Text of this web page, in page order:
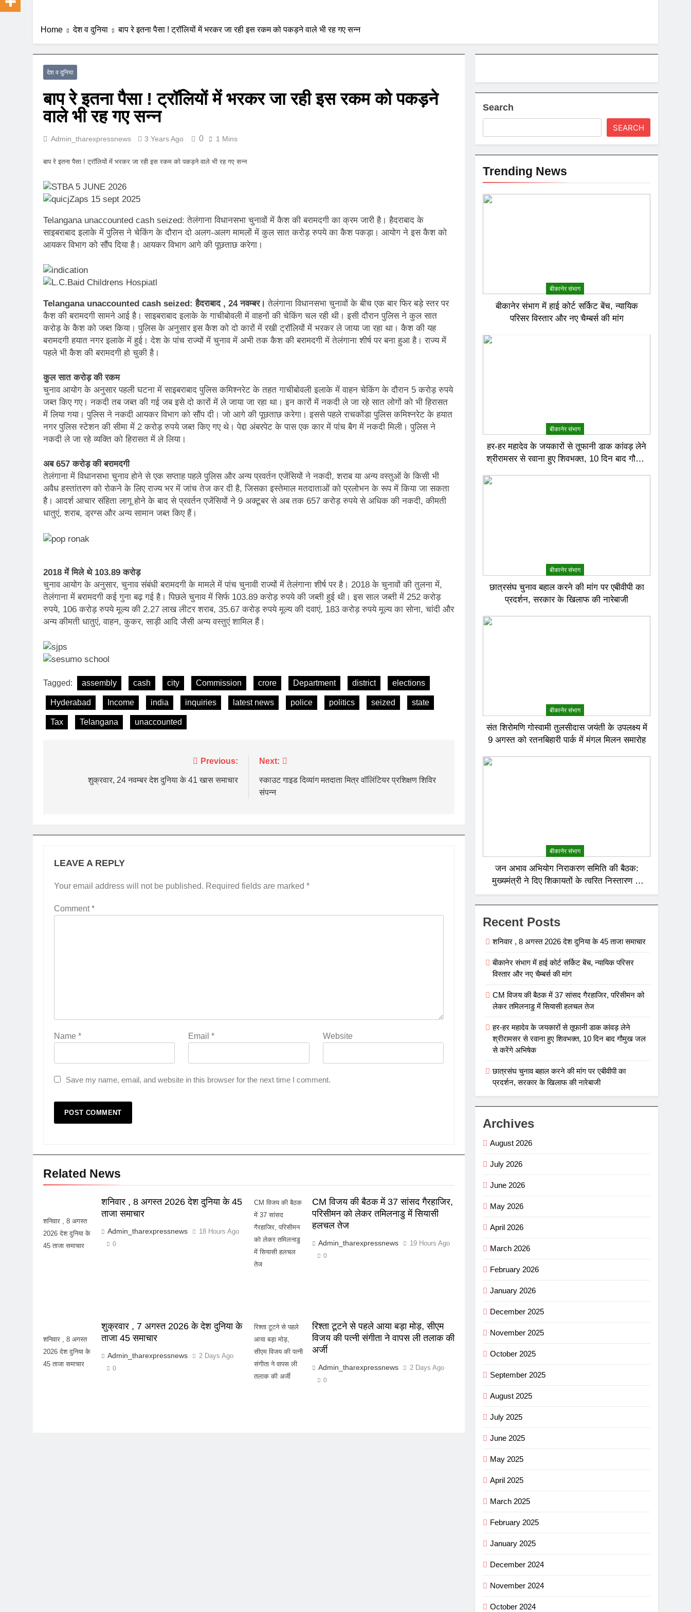
Home देश व दुनिया बाप रे इतना पैसा ! ट्रॉलियों में भरकर जा रही इस रकम को पकड़ने वाले भी रह गए सन्‍न
देश व दुनिया
बाप रे इतना पैसा ! ट्रॉलियों में भरकर जा रही इस रकम को पकड़ने
वाले भी रह गए सन्‍न
Admin_tharexpressnews 3 Years Ago 0 1 Mins
बाप रे इतना पैसा ! ट्रॉलियों में भरकर जा रही इस रकम को पकड़ने वाले भी रह गए सन्‍न
Telangana unaccounted cash seized: तेलंगाना विधानसभा चुनावों में कैश की बरामदगी का क्रम जारी है। हैदराबाद के
साइबराबाद इलाके में पुलिस ने चेकिंग के दौरान दो अलग-अलग मामलों में कुल सात करोड़ रुपये का कैश पकड़ा। आयोग ने इस कैश को
आयकर विभाग को सौंप दिया है। आयकर विभाग आगे की पूछताछ करेगा।
Telangana unaccounted cash seized: हैदराबाद , 24 नवम्बर। तेलंगाना विधानसभा चुनावों के बीच एक बार फिर बड़े स्तर पर
कैश की बरामदगी सामने आई है। साइबराबाद इलाके के गाचीबोवली में वाहनों की चेकिंग चल रही थी। इसी दौरान पुलिस ने कुल सात
करोड़ के कैश को जब्त किया। पुलिस के अनुसार इस कैश को दो कारों में रखी ट्रॉलियों में भरकर ले जाया जा रहा था। कैश की यह
बरामदगी हयात नगर इलाके में हुई। देश के पांच राज्यों में चुनाव में अभी तक कैश की बरामदगी में तेलंगाना शीर्ष पर बना हुआ है। राज्य में
पहले भी कैश की बरामदगी हो चुकी है।
कुल सात करोड़ की रकम
चुनाव आयोग के अनुसार पहली घटना में साइबराबाद पुलिस कमिश्नरेट के तहत गाचीबोवली इलाके में वाहन चेकिंग के दौरान 5 करोड़ रुपये
जब्त किए गए। नकदी तब जब्त की गई जब इसे दो कारों में ले जाया जा रहा था। इन कारों में नकदी ले जा रहे सात लोगों को भी हिरासत
में लिया गया। पुलिस ने नकदी आयकर विभाग को सौंप दी। जो आगे की पूछताछ करेगा। इससे पहले राचकोंडा पुलिस कमिश्नरेट के हयात
नगर पुलिस स्टेशन की सीमा में 2 करोड़ रुपये जब्त किए गए थे। पेद्दा अंबरपेट के पास एक कार में पांच बैग में नकदी मिली। पुलिस ने
नकदी ले जा रहे व्यक्ति को हिरासत में ले लिया।
अब 657 करोड़ की बरामदगी
तेलंगाना में विधानसभा चुनाव होने से एक सप्ताह पहले पुलिस और अन्य प्रवर्तन एजेंसियों ने नकदी, शराब या अन्य वस्तुओं के किसी भी
अवैध हस्तांतरण को रोकने के लिए राज्य भर में जांच तेज कर दी है, जिसका इस्तेमाल मतदाताओं को प्रलोभन के रूप में किया जा सकता
है। आदर्श आचार संहिता लागू होने के बाद से प्रवर्तन एजेंसियों ने 9 अक्टूबर से अब तक 657 करोड़ रुपये से अधिक की नकदी, कीमती
धातुएं, शराब, ड्रग्स और अन्य सामान जब्त किए हैं।
2018 में मिले थे 103.89 करोड़
चुनाव आयोग के अनुसार, चुनाव संबंधी बरामदगी के मामले में पांच चुनावी राज्यों में तेलंगाना शीर्ष पर है। 2018 के चुनावों की तुलना में,
तेलंगाना में बरामदगी कई गुना बढ़ गई है। पिछले चुनाव में सिर्फ 103.89 करोड़ रुपये की जब्ती हुई थी। इस साल जब्ती में 252 करोड़
रुपये, 106 करोड़ रुपये मूल्य की 2.27 लाख लीटर शराब, 35.67 करोड़ रुपये मूल्य की दवाएं, 183 करोड़ रुपये मूल्य का सोना, चांदी और
अन्य कीमती धातुएं, वाहन, कुकर, साड़ी आदि जैसी अन्य वस्तुएं शामिल हैं।
Tagged: assembly cash city Commission crore Department district elections
Hyderabad Income india inquiries latest news police politics seized state
Tax Telangana unaccounted
navigation
Previous:
शुक्रवार, 24 नवम्बर देश दुनिया के 41 खास समाचार
Next:
स्काउट गाइड दिव्यांग मतदाता मित्र वॉलिंटियर प्रशिक्षण शिविर
संपन्न
LEAVE A REPLY
Your email address will not be published. Required fields are marked *
Comment*
Name * Email* Website
Save my name, email, and website in this browser for the next time I comment.
Related News
शनिवार , 8 अगस्त
2026 देश दुनिया के
45 ताजा समाचार
शनिवार , 8 अगस्त 2026 देश दुनिया के 45
ताजा समाचार
Admin_tharexpressnews 18 Hours Ago
0
CM विजय की बैठक
में 37 सांसद
गैरहाजिर, परिसीमन
को लेकर तमिलनाडु
में सियासी हलचल
तेज
CM विजय की बैठक में 37 सांसद गैरहाजिर,
परिसीमन को लेकर तमिलनाडु में सियासी
हलचल तेज
Admin_tharexpressnews 19 Hours Ago
0
शनिवार , 8 अगस्त
2026 देश दुनिया के
45 ताजा समाचार
शुक्रवार , 7 अगस्त 2026 के देश दुनिया के
ताजा 45 समाचार
Admin_tharexpressnews 2 Days Ago
0
रिश्ता टूटने से पहले
आया बड़ा मोड़,
सीएम विजय की पत्नी
संगीता ने वापस ली
तलाक की अर्जी
रिश्ता टूटने से पहले आया बड़ा मोड़, सीएम
विजय की पत्नी संगीता ने वापस ली तलाक की
अर्जी
Admin_tharexpressnews 2 Days Ago
0
Search
SEARCH
Trending News
बीकानेर संभाग
बीकानेर संभाग में हाई कोर्ट सर्किट बेंच, न्यायिक
परिसर विस्तार और नए चैम्बर्स की मांग
बीकानेर संभाग
हर-हर महादेव के जयकारों से तूफानी डाक कांवड़ लेने
श्रीरामसर से रवाना हुए शिवभक्त, 10 दिन बाद गौमुख
बीकानेर संभाग
छात्रसंघ चुनाव बहाल करने की मांग पर एबीवीपी का
प्रदर्शन, सरकार के खिलाफ की नारेबाजी
बीकानेर संभाग
संत शिरोमणि गोस्वामी तुलसीदास जयंती के उपलक्ष्य में
9 अगस्त को रतनबिहारी पार्क में मंगल मिलन समारोह
बीकानेर संभाग
जन अभाव अभियोग निराकरण समिति की बैठक:
मुख्यमंत्री ने दिए शिकायतों के त्वरित निस्तारण के
निर्देश; अनावश्यक बिजली कटौती पर सख्त रुख
Recent Posts
शनिवार , 8 अगस्त 2026 देश दुनिया के 45 ताजा समाचार
बीकानेर संभाग में हाई कोर्ट सर्किट बेंच, न्यायिक परिसर
विस्तार और नए चैम्बर्स की मांग
CM विजय की बैठक में 37 सांसद गैरहाजिर, परिसीमन को
लेकर तमिलनाडु में सियासी हलचल तेज
हर-हर महादेव के जयकारों से तूफानी डाक कांवड़ लेने
श्रीरामसर से रवाना हुए शिवभक्त, 10 दिन बाद गौमुख जल
से करेंगे अभिषेक
छात्रसंघ चुनाव बहाल करने की मांग पर एबीवीपी का
प्रदर्शन, सरकार के खिलाफ की नारेबाजी
Archives
August 2026
July 2026
June 2026
May 2026
April 2026
March 2026
February 2026
January 2026
December 2025
November 2025
October 2025
September 2025
August 2025
July 2025
June 2025
May 2025
April 2025
March 2025
February 2025
January 2025
December 2024
November 2024
October 2024